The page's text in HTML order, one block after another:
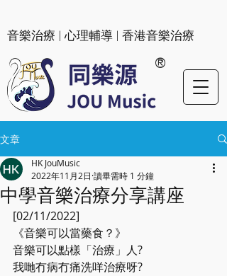
®
​音樂治療 | 心理輔導 | 香港音樂治療
文章
中學音樂治療分享講座
HK JouMusic
2022年11月2日 讀畢需時 1 分鐘
[02/11/2022]
《音樂可以當藥食？》
音樂可以點樣「治療」人?
我哋冇病冇痛洗咩治療呀?